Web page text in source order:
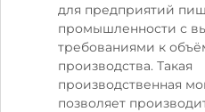
для предприятий
промышленности с
требованиями к
производства. Такая
производственная
позволяет